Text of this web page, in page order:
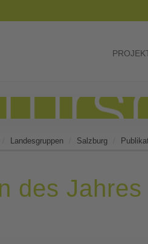
Landesgruppen Salzburg
des Jahres